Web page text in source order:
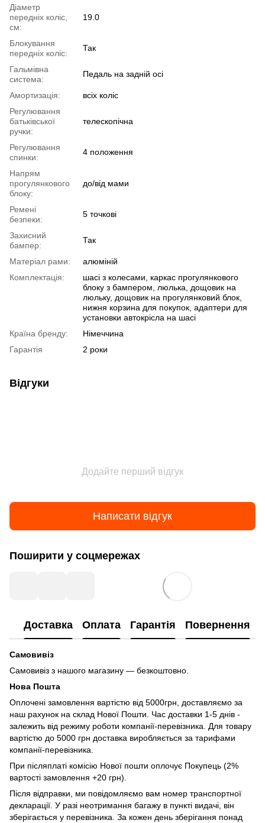
Діаметр
передніх коліс,
см:
19.0
Блокування
передніх коліс:
Так
Гальмівна
система:
Педаль на задній осі
Амортизація:
всіx коліс
Регулювання
батьківської
ручки:
телескопічна
Регулювання
спинки:
4 положення
Напрям
прогулянкового
блоку:
до/від мами
Ремені
безпеки:
5 точкові
Захисний
бампер:
Так
Матеріал рами:
алюміній
Комплектація:
шасі з колесами, каркас прогулянкового
блоку з бампером, люлька, дощовик на
люльку, дощовик на прогулянковий блок,
нижня корзина для покупок, адаптери для
установки автокрісла на шасі
Країна бренду:
Німеччина
Гарантія
2 роки
Відгуки
Додайте перший відгук
Написати відгук
Поширити у соцмережах
Доставка Оплата Гарантія Повернення
Самовивіз
Самовивіз з нашого магазину — безкоштовно.
Нова Пошта
Оплочені замовлення вартістю від 5000грн, доставляємо за
наш рахунок на склад Нової Пошти. Час доставки 1-5 днів -
залежить від режиму роботи компанії-перевізника. Для товару
вартістю до 5000 грн доставка виробляється за тарифами
компанії-перевізника.
При післяплаті комісію Нової пошти оплочує Покупець (2%
вартості замовлення +20 грн).
Після відправки, ми повідомляємо вам номер транспортної
декларації. У разі неотримання багажу в пункті видачі, він
зберігається у перевізника. За кожен день зберігання понад